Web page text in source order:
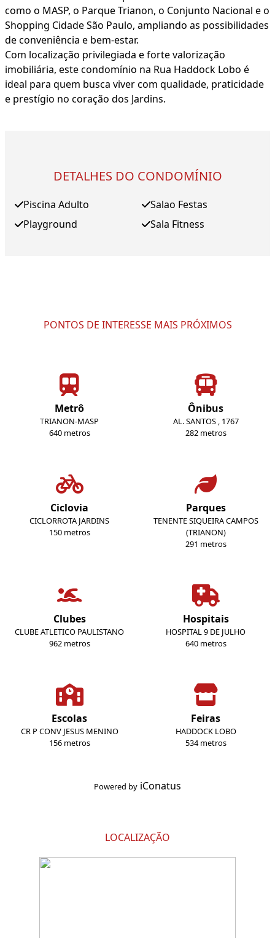
como o MASP, o Parque Trianon, o Conjunto Nacional e o
Shopping Cidade São Paulo, ampliando as possibilidades
de conveniência e bem-estar.
Com localização privilegiada e forte valorização
imobiliária, este condomínio na Rua Haddock Lobo é
ideal para quem busca viver com qualidade, praticidade
e prestígio no coração dos Jardins.
DETALHES DO CONDOMÍNIO
Piscina Adulto
Playground
Salao Festas
Sala Fitness
PONTOS DE INTERESSE MAIS PRÓXIMOS
Metrô
TRIANON-MASP
640 metros
Ônibus
AL. SANTOS , 1767
282 metros
Ciclovia
CICLORROTA JARDINS
150 metros
Parques
TENENTE SIQUEIRA CAMPOS
(TRIANON)
291 metros
Clubes
CLUBE ATLETICO PAULISTANO
962 metros
Hospitais
HOSPITAL 9 DE JULHO
640 metros
Escolas
CR P CONV JESUS MENINO
156 metros
Feiras
HADDOCK LOBO
534 metros
Powered by iConatus
LOCALIZAÇÃO